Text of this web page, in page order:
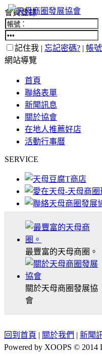
會員登錄
記住我 | 忘記密碼? | 帳
網站導覽
首頁
聯絡表單
新聞訊息
關於協會
在地人推薦好店
活動行事曆
SERVICE
最豐富的天母商圈。
關於天母商圈發展協
會
回到首頁 | 關於我們 | 新聞
Powered by XOOPS © 2014